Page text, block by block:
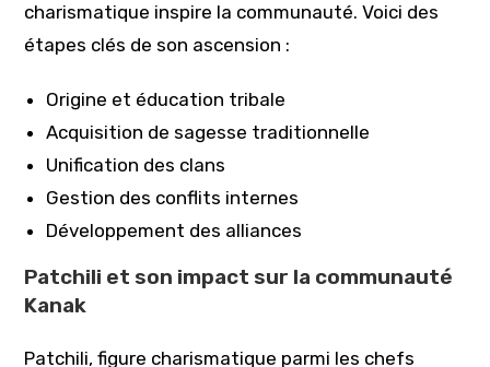
charismatique inspire la communauté. Voici des
étapes clés de son ascension :
Origine et éducation tribale
Acquisition de sagesse traditionnelle
Unification des clans
Gestion des conflits internes
Développement des alliances
Patchili et son impact sur la communauté
Kanak
Patchili, figure charismatique parmi les chefs